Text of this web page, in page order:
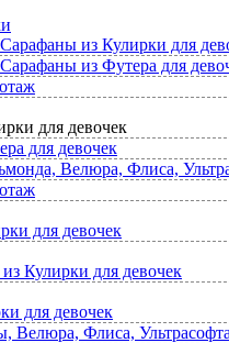
из Кулирки для
из Футера для
для девочек
для девочек
Велюра, Флиса,
для девочек
Кулирки для девочек
для девочек
Велюра, Флиса,